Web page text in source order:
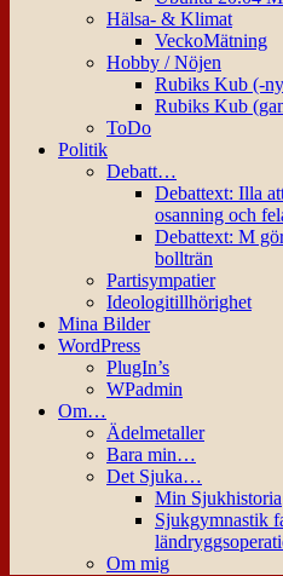
Hälsa- & Klimat
VeckoMätning
Hobby / Nöjen
Rubiks Kub (-
Rubiks Kub
ToDo
Politik
Debatt…
Debattext: Illa
osanning och
Debattext: M
bollträn
Partisympatier
Ideologitillhörighet
Mina Bilder
WordPress
PlugIn’s
WPadmin
Om…
Ädelmetaller
Bara min…
Det Sjuka…
Min Sjukhistoria
Sjukgymnastik
Om mig